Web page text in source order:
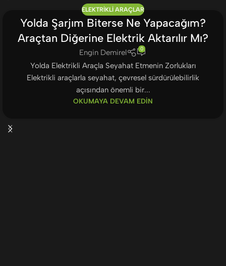
ELEKTRIKLI ARAÇLAR
Yolda Şarjım Biterse Ne Yapacağım?
Araçtan Diğerine Elektrik Aktarılır Mı?
Engin Demirel 0
Yolda Elektrikli Araçla Seyahat Etmenin Zorlukları
Elektrikli araçlarla seyahat, çevresel sürdürülebilirlik
açısından önemli bir...
OKUMAYA DEVAM EDIN